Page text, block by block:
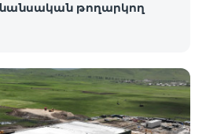
թողարկող